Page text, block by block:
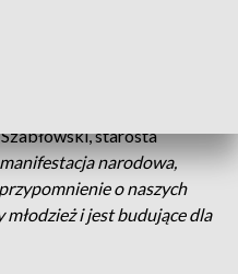
starosta
narodowa,
o naszych
i jest budujące dla